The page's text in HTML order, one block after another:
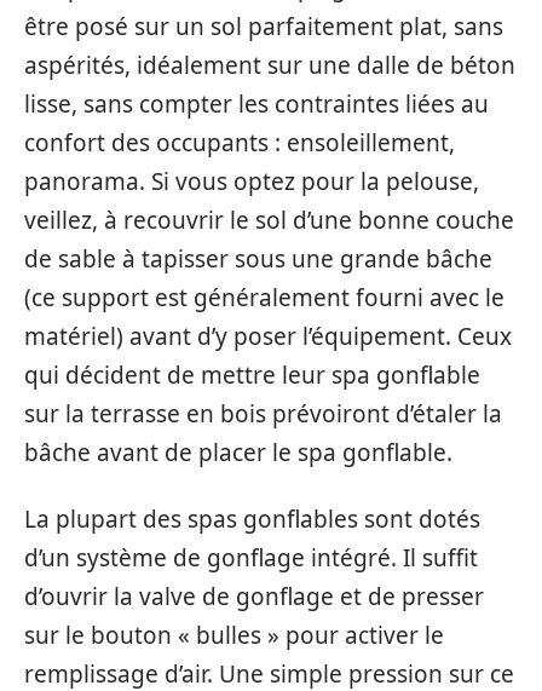
être posé sur un sol parfaitement plat, sans
aspérités, idéalement sur une dalle de béton
lisse, sans compter les contraintes liées au
confort des occupants : ensoleillement,
panorama. Si vous optez pour la pelouse,
veillez, à recouvrir le sol d’une bonne couche
de sable à tapisser sous une grande bâche
(ce support est généralement fourni avec le
matériel) avant d’y poser l’équipement. Ceux
qui décident de mettre leur spa gonflable
sur la terrasse en bois prévoiront d’étaler la
bâche avant de placer le spa gonflable.
La plupart des spas gonflables sont dotés
d’un système de gonflage intégré. Il suffit
d’ouvrir la valve de gonflage et de presser
sur le bouton « bulles » pour activer le
remplissage d’air. Une simple pression sur ce